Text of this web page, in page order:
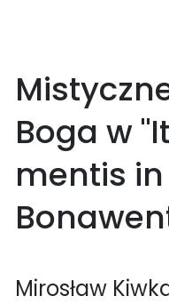
Boga w
mentis
Mirosław